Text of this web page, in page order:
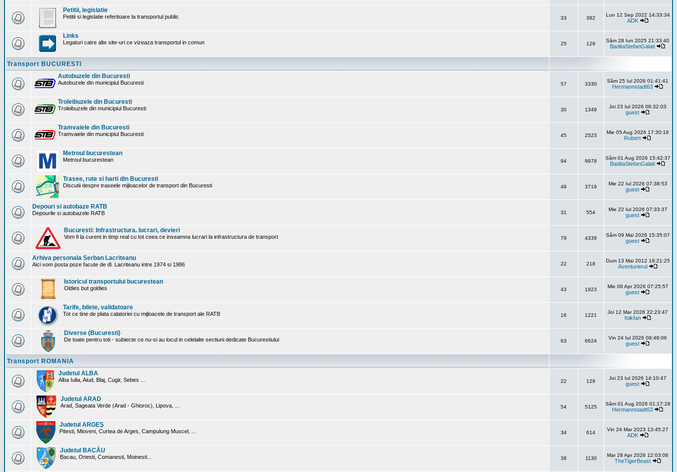
Petitii, legislatie
Petitii si legislatie referitoare la transportul public 33 382
Lun 12 Sep 2022 14:33:34
ADK
Links
Legaturi catre alte site-uri ce vizeaza transportul in comun 25 129
Sâm 28 Iun 2025 21:33:40
BaditaStefanGalati
Transport BUCURESTI
Autobuzele din Bucuresti
Autobuzele din municipiul Bucuresti 57 3330
Sâm 25 Iul 2026 01:41:41
Hermannstadt63
Troleibuzele din Bucuresti
Troleibuzele din municipiul Bucuresti 30 1349
Joi 23 Iul 2026 08:32:03
guest
Tramvaiele din Bucuresti
Tramvaiele din municipiul Bucuresti 45 2523
Mie 05 Aug 2026 17:30:16
Robert
Metroul bucurestean
Metroul bucurestean 94 9978
Sâm 01 Aug 2026 15:42:37
BaditaStefanGalati
Trasee, rute si harti din Bucuresti
Discutii despre traseele mijloacelor de transport din Bucuresti 49 3719
Mie 22 Iul 2026 07:38:53
guest
Depouri si autobaze RATB
Depourile si autobazele RATB 31 554
Mie 22 Iul 2026 07:33:37
guest
Bucuresti: Infrastructura. lucrari, devieri
Vom fi la curent in timp real cu tot ceea ce inseamna lucrari la infrastructura de transport 79 4339
Sâm 09 Mai 2026 15:35:07
guest
Arhiva personala Serban Lacriteanu
Aici vom posta poze facute de dl. Lacriteanu intre 1974 si 1986 22 218
Dum 13 Mai 2012 19:21:25
Aventurierul
Istoricul transportului bucurestean
Oldies but goldies 43 1923
Mie 08 Apr 2026 07:25:57
guest
Tarife, bilete, validatoare
Tot ce tine de plata calatoriei cu mijloacele de transport ale RATB 16 1221
Joi 12 Mar 2026 22:23:47
folkfan
Diverse (Bucuresti)
De toate pentru toti - subiecte ce nu-si au locul in celelalte sectiuni dedicate Bucurestiului 63 6624
Vin 24 Iul 2026 08:48:06
guest
Transport ROMANIA
Judetul ALBA
Alba Iulia, Aiud, Blaj, Cugir, Sebes ... 22 129
Joi 23 Iul 2026 14:10:47
guest
Judetul ARAD
Arad, Sageata Verde (Arad - Ghioroc), Lipova, ... 54 5125
Sâm 01 Aug 2026 01:17:28
Hermannstadt63
Judetul ARGEŞ
Pitesti, Mioveni, Curtea de Arges, Campulung Muscel, ... 34 614
Vin 24 Mar 2023 13:45:27
ADK
Judetul BACĂU
Bacau, Onesti, Comanesti, Moinesti... 38 1130
Mar 28 Apr 2026 12:03:06
TheTigerBeast